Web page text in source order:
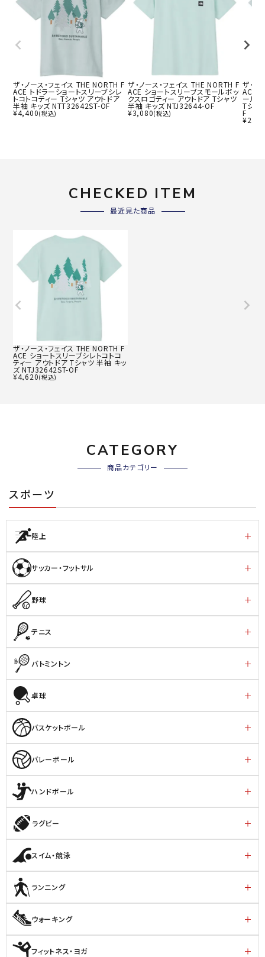
ザ・ノース・フェイス THE NORTH F
ACE トドラーショートスリーブシレ
トコトコティー Tシャツ アウトドア
半袖 キッズ NTT32642ST-OF
¥4,400(税込)
ザ・ノース・フェイス THE NORTH F
ACE ショートスリーブスモールボッ
クスロゴティー アウトドア Tシャツ
半袖 キッズ NTJ32644-OF
¥3,080(税込)
ザ・ノ
ACE
ール
Tシャ
F
¥
CHECKED ITEM
最近見た商品
ザ・ノース・フェイス THE NORTH F
ACE ショートスリーブシレトコトコ
ティー アウトドア Tシャツ 半袖 キッ
ズ NTJ32642ST-OF
¥4,620(税込)
CATEGORY
商品カテゴリー
スポーツ
陸上
サッカー・フットサル
野球
テニス
バトミントン
卓球
バスケットボール
バレーボール
ハンドボール
ラグビー
スイム・競泳
ランニング
ウォーキング
フィットネス・ヨガ